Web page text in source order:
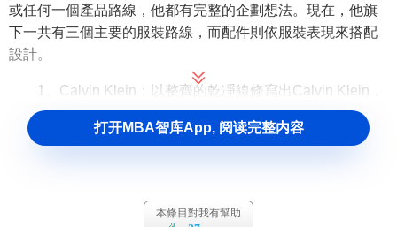
或任何一個產品路線，他都有完整的企劃想法。現在，他旗
下一共有三個主要的服裝路線，而配件則依服裝表現來搭配
設計。
1、Calvin Klein：以整齊的乾凈線條寫出Calvin Klein，
與設計師潔癖般的極簡風格不謀而合，稱為
CalvinKleincollection正是旗下的第一品牌。
年齡層較為年輕的副牌。
打开MBA智库App, 阅读完整内容
本條目對我有幫助